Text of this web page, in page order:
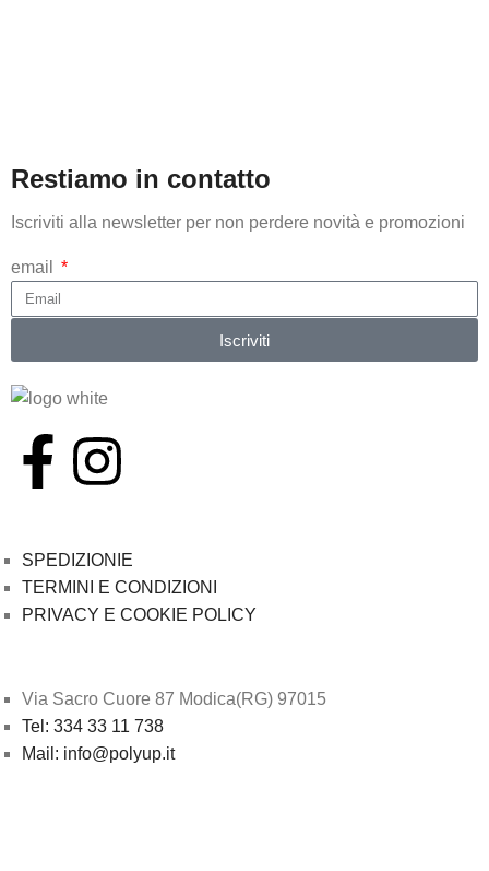
Restiamo in contatto
Iscriviti alla newsletter per non perdere novità e promozioni
email
Iscriviti
SPEDIZIONIE
TERMINI E CONDIZIONI
PRIVACY E COOKIE POLICY
Via Sacro Cuore 87 Modica(RG) 97015
Tel: 334 33 11 738
Mail: info@polyup.it